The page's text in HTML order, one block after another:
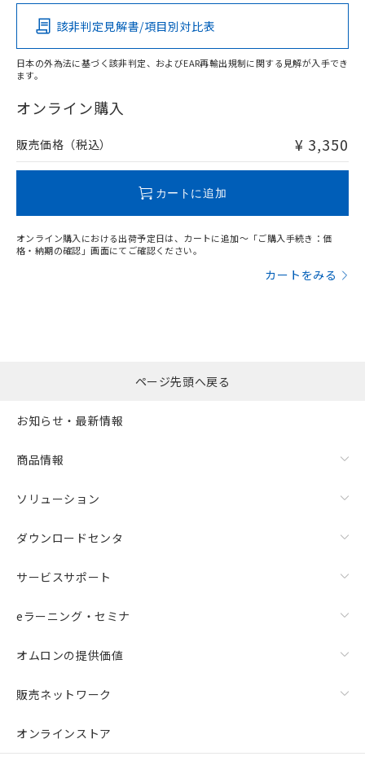
O
在庫等で未対応品が混在する可能性があります。
問い合わせください。
該非判定見解書/項目別対比表
日本の外為法に基づく該非判定、およびEAR再輸出規制に関する見解が入手でき
ます。
オンライン購入
販売価格（税込） ¥ 3,350
カートに追加
オンライン購入における出荷予定日は、カートに追加～「ご購入手続き：価
格・納期の確認」画面にてご確認ください。
カートをみる
ページ先頭へ戻る
お知らせ・最新情報
商品情報
ソリューション
ダウンロードセンタ
サービスサポート
eラーニング・セミナ
オムロンの提供価値
販売ネットワーク
オンラインストア